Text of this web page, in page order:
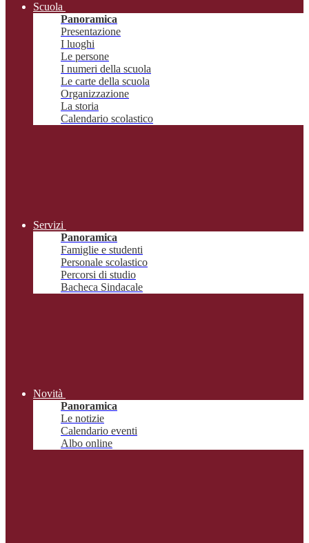
Scuola
Panoramica
Presentazione
I luoghi
Le persone
I numeri della scuola
Le carte della scuola
Organizzazione
La storia
Calendario scolastico
Servizi
Panoramica
Famiglie e studenti
Personale scolastico
Percorsi di studio
Bacheca Sindacale
Novità
Panoramica
Le notizie
Calendario eventi
Albo online